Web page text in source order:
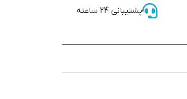
پشتیبانی 24 ساعته